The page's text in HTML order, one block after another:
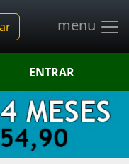
menu
ENTRAR